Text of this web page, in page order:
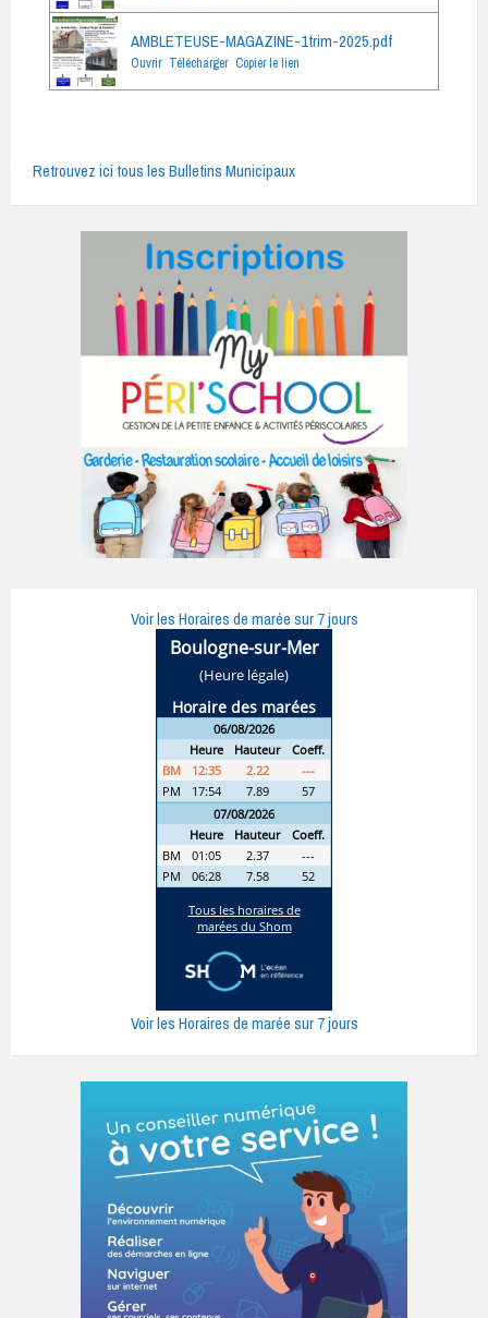
AMBLETEUSE-MAGAZINE-1trim-2025.pdf
Ouvrir Télécharger Copier le lien
Retrouvez ici tous les Bulletins Municipaux
Voir les Horaires de marée sur 7 jours
Voir les Horaires de marée sur 7 jours